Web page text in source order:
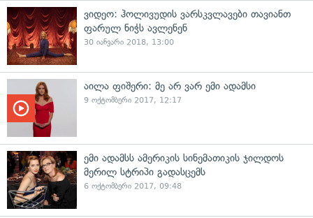
ვიდეო: ჰოლივუდის ვარსკვლავები თავიანთ
ფარულ ნიჭს ავლენენ
30 იანვარი 2018, 13:00
აილა ფიშერი: მე არ ვარ ემი ადამსი
9 ოქტომბერი 2017, 12:17
ემი ადამსს ამერიკის სინემათიკის ჯილდოს
მერილ სტრიპი გადასცემს
6 ოქტომბერი 2017, 09:48